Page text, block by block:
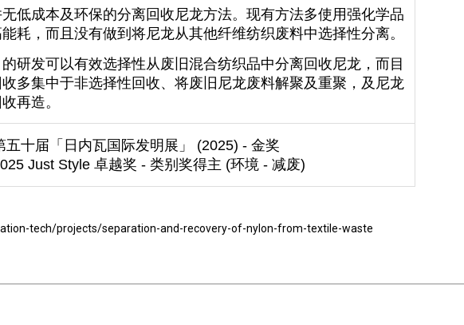
无低成本及环保的分离回收尼龙方法。现有方法多使用强化学品
耗，而且没有做到将尼龙从其他纤维纺织废料中选择性分离。
研发可以有效选择性从废旧混合纺织品中分离回收尼龙，而目
多集中于非选择性回收、将废旧尼龙废料解聚及重聚，及尼龙
再造。
五十届「日内瓦国际发明展」 (2025) - 金奖
Just Style 卓越奖 - 类别奖得主 (环境 - 减废)
tech/projects/separation-and-recovery-of-nylon-from-textile-waste